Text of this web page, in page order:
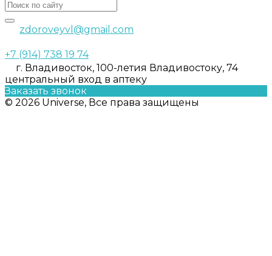
zdoroveyvl@gmail.com
+7 (914) 738 19 74
г. Владивосток, 100-летия Владивостоку, 74
центральный вход в аптеку
Заказать звонок
© 2026 Universe, Все права защищены